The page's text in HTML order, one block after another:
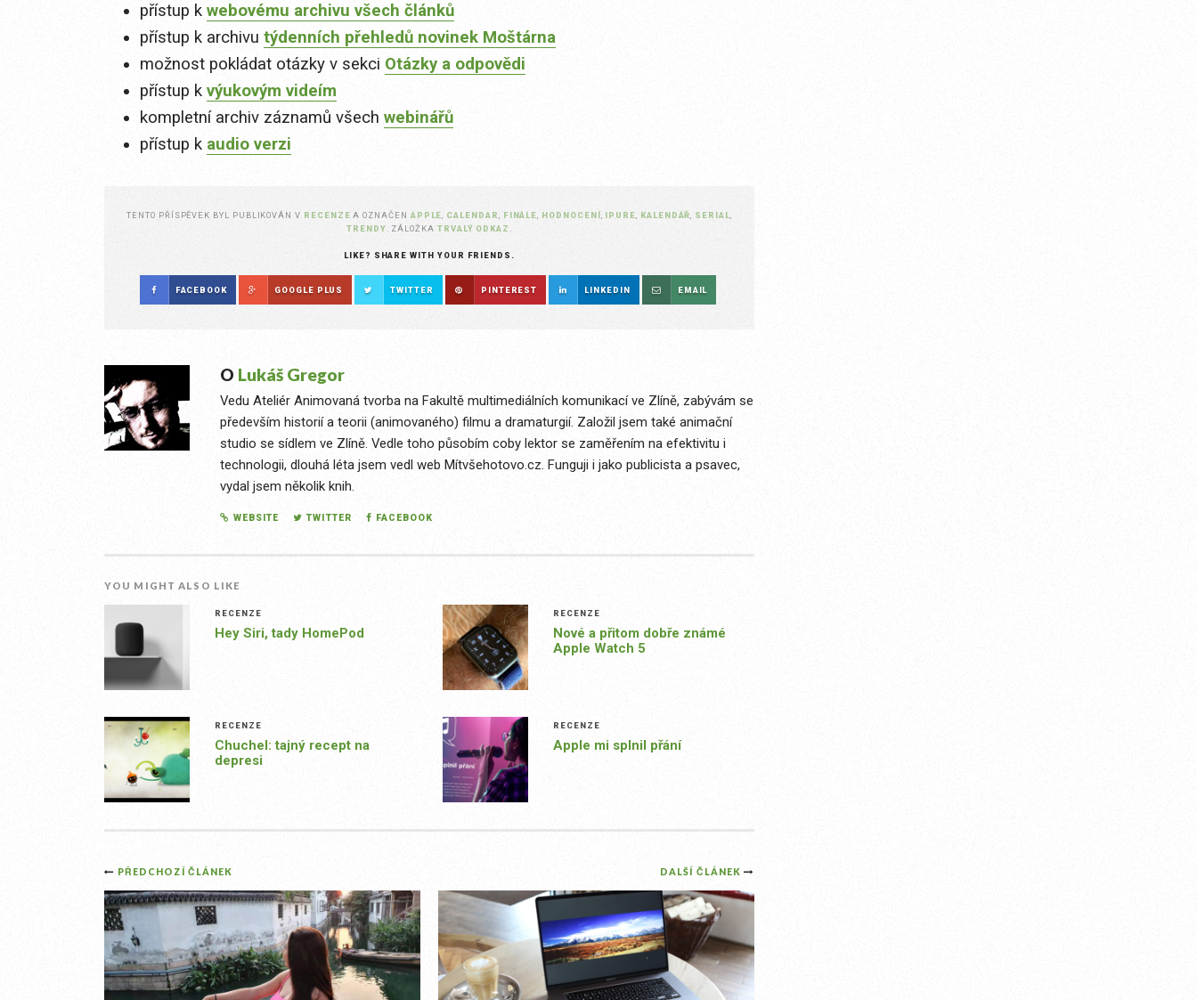
přístup k webovému archivu všech článků
přístup k archivu týdenních přehledů novinek Moštárna
možnost pokládat otázky v sekci Otázky a odpovědi
přístup k výukovým videím
kompletní archiv záznamů všech webinářů
přístup k audio verzi
TENTO PŘÍSPĚVEK BYL PUBLIKOVÁN V RECENZE A OZNAČEN APPLE CALENDAR FINÁLE HODNOCENÍ IPURE KALENDÁŘ SERIAL
TRENDY . ZÁLOŽKA TRVALÝ ODKAZ
LIKE? SHARE WITH YOUR FRIENDS.
FACEBOOK GOOGLE PLUS TWITTER PINTEREST LINKEDIN EMAIL
O Lukáš Gregor
Vedu Ateliér Animovaná tvorba na Fakultě multimediálních komunikací ve Zlíně, zabývám se
především historií a teorii (animovaného) filmu a dramaturgií. Založil jsem také animační
studio se sídlem ve Zlíně. Vedle toho působím coby lektor se zaměřením na efektivitu i
technologii, dlouhá léta jsem vedl web Mítvšehotovo.cz. Funguji i jako publicista a psavec,
vydal jsem několik knih.
WEBSITE TWITTER FACEBOOK
YOU MIGHT ALSO LIKE
RECENZE
Hey Siri, tady HomePod
RECENZE
Nové a přitom dobře známé
Apple Watch 5
RECENZE
Chuchel: tajný recept na
depresi
RECENZE
Apple mi splnil přání
Post
navigation
DALŠÍ ČLÁNEK
PŘEDCHOZÍ ČLÁNEK